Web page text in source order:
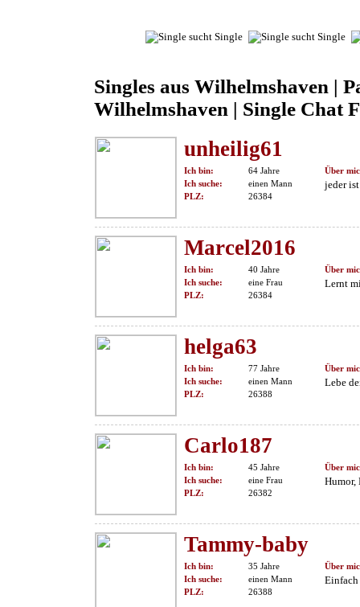
Singles aus Wilhelmshaven |
Wilhelmshaven | Single Chat
unheilig61
Ich bin:
64 Jahre
Ich suche:
einen Mann
PLZ:
26384
Über
jeder
Marcel2016
Ich bin:
40 Jahre
Ich suche:
eine Frau
PLZ:
26384
Über
Lernt
helga63
Ich bin:
77 Jahre
Ich suche:
einen Mann
PLZ:
26388
Über
Lebe
Carlo187
Ich bin:
45 Jahre
Ich suche:
eine Frau
PLZ:
26382
Über
Humor,
Tammy-baby
Ich bin:
35 Jahre
Ich suche:
einen Mann
PLZ:
26388
Über